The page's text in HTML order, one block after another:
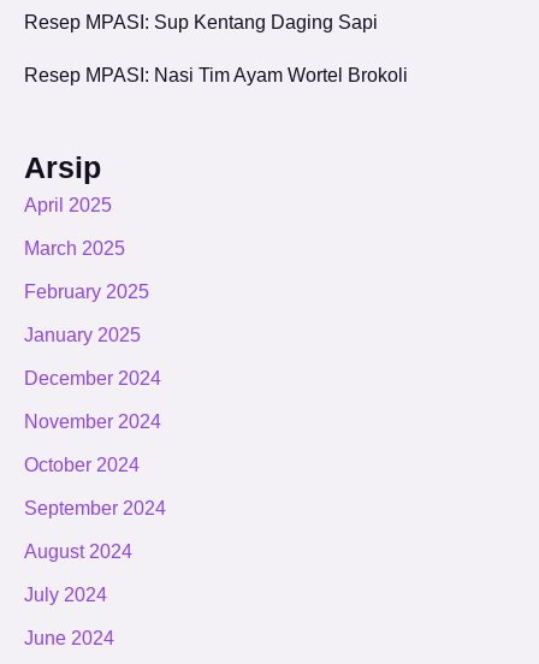
Resep MPASI: Sup Kentang Daging Sapi
Resep MPASI: Nasi Tim Ayam Wortel Brokoli
Arsip
April 2025
March 2025
February 2025
January 2025
December 2024
November 2024
October 2024
September 2024
August 2024
July 2024
June 2024